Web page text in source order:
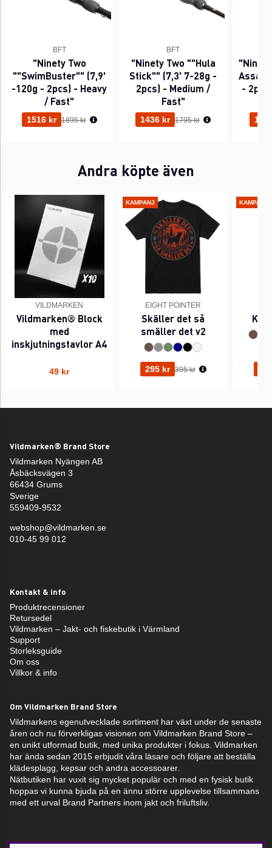
BFT
"Ninety Two
""SwimBuster"" (7,9'
-120g - 2pcs) - Heavy
/ Fast"
1516 kr Ordinarie pris:
1895 kr
BFT
"Ninety Two ""Hula
Stick"" (7,3' 7-28g -
2pcs) - Medium /
Fast"
1436 kr Ordinarie pris:
1795 kr
-
Andra köpte även
VILDMARKEN
Vildmarken® Block
med
inskjutningstavlor A4
49 kr
KAMPANJ
EIGHT POINTER
Skäller det så
smäller det v2
295 kr Ordinarie pris:
395 kr
KAMPANJ
Vildmarken® Brand Store
Vildmarken Nyängen AB
Åsbäcksvägen 3
66434 Grums
Sverige
559409-9532
webshop@vildmarken.se
010-45 99 012
Kontakt & info
Produktrecensioner
Retursedel
Vildmarken – Jakt- och fiskebutik i Värmland
Support
Storleksguide
Om oss
Villkor & info
Om Vildmarken Brand Store
Vildmarkens egenutvecklade sortiment har växt under de senaste
åren och nu förverkligas visionen om Vildmarken Brand Store –
en unikt utformad butik, med unika produkter i fokus. Vildmarken
har ända sedan 2015 erbjudit våra läsare och följare att beställa
klädesplagg, kepsar och andra accessoarer.
Nätbutiken har vuxit sig mycket populär och med en fysisk butik
hoppas vi kunna bjuda på en ännu större upplevelse tillsammans
med ett urval Brand Partners inom jakt och friluftsliv.